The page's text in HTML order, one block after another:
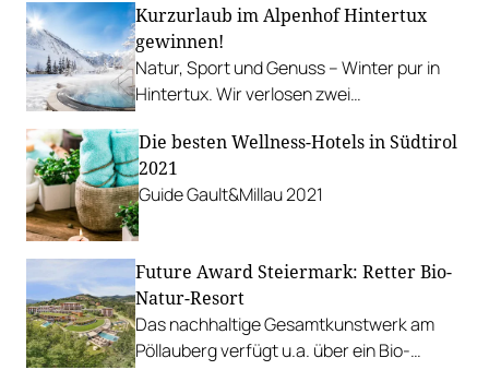
"Glücksmomente verschaffen".
Kurzurlaub im Alpenhof Hintertux
gewinnen!
Natur, Sport und Genuss – Winter pur in
Hintertux. Wir verlosen zwei
inklusive je zwei Tagesskipässe.
Die besten Wellness-Hotels in Südtirol
2021
Guide Gault&Millau 2021
Future Award Steiermark: Retter Bio-
Natur-Resort
Das nachhaltige Gesamtkunstwerk am
Pöllauberg verfügt u.a. über ein Bio-